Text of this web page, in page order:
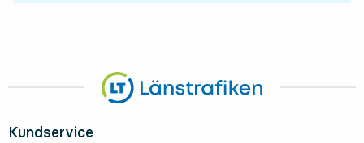
Kundservice